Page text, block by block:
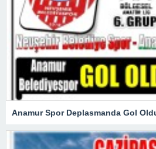
Anamur Spor Deplasmanda Gol